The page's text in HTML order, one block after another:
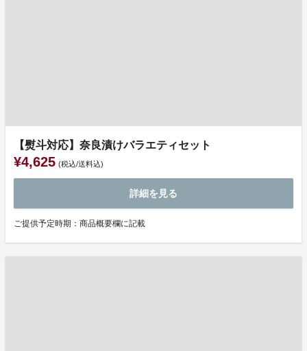
【熨斗対応】奈良漬けバラエティセット
¥4,625 (税込/送料込)
詳細を見る
ご提供予定時期：商品概要欄に記載